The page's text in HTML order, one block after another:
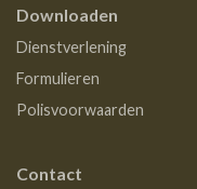
Downloaden
Dienstverlening
Formulieren
Polisvoorwaarden
Contact